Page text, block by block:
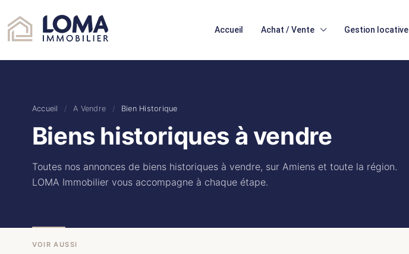
Accueil Achat / Vente Gestion locative
Accueil / A Vendre / Bien Historique
Biens historiques à vendre
Toutes nos annonces de biens historiques à vendre, sur Amiens et toute la région.
LOMA Immobilier vous accompagne à chaque étape.
VOIR AUSSI